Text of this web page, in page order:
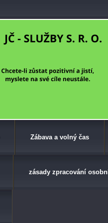
Zábava a volný čas
zásady zpracování